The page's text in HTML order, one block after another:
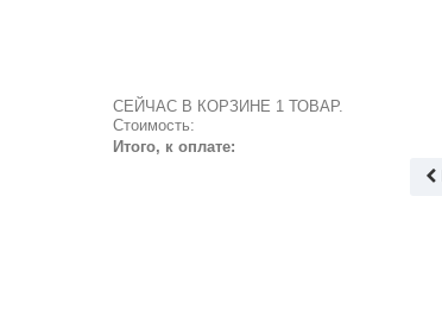
СЕЙЧАС В КОРЗИНЕ 1 ТОВАР.
Стоимость:
Итого, к оплате: